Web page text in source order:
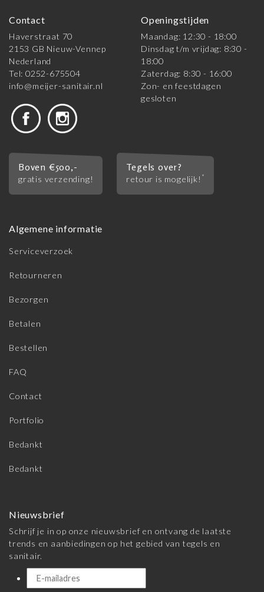
Contact
Haverstraat 70
2153 GB Nieuw-Vennep
Nederland
Tel: 0252-675504
info@meijer-sanitair.nl
Openingstijden
Maandag: 12:30 - 18:00
Dinsdag t/m vrijdag: 8:30 -
18:00
Zaterdag: 8:30 - 16:00
Zon- en feestdagen
gesloten
Boven €500,-
gratis verzending!
Tegels over?
retour is mogelijk! *
Algemene informatie
Serviceverzoek
Retourneren
Bezorgen
Betalen
Bestellen
FAQ
Contact
Portfolio
Bedankt
Bedankt
Nieuwsbrief
Schrijf je in op onze nieuwsbrief en ontvang de laatste
trends en aanbiedingen op het gebied van tegels en
sanitair.